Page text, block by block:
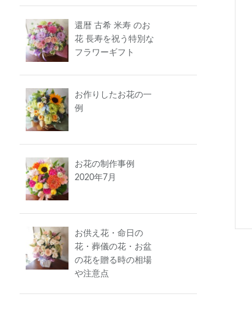
還暦 古希 米寿 のお
花 長寿を祝う特別な
フラワーギフト
お作りしたお花の一
例
お花の制作事例
2020年7月
お供え花・命日の
花・葬儀の花・お盆
の花を贈る時の相場
や注意点